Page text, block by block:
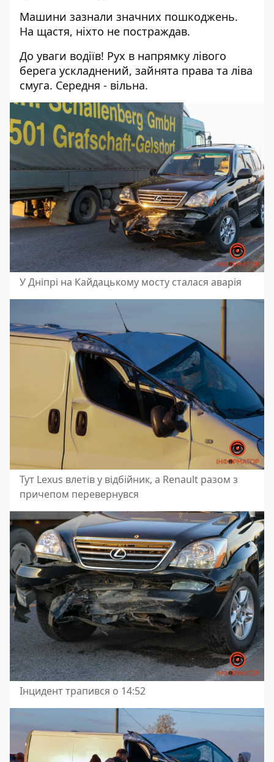
Машини зазнали значних пошкоджень.
На щастя, ніхто не постраждав.
До уваги водіїв! Рух в напрямку лівого
берега ускладнений, зайнята права та ліва
смуга. Середня - вільна.
У Дніпрі на Кайдацькому мосту сталася аварія
Тут Lexus влетів у відбійник, а Renault разом з
причепом перевернувся
Інцидент трапився о 14:52